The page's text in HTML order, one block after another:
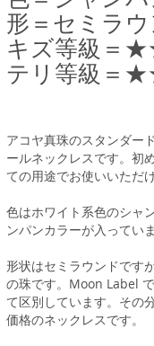
形＝セミラ
キズ等級＝
テリ等級＝
アコヤ真珠のスタンダー
ールネックレスです。初
ての用途でお使いいただ
色はホワイト系色のシャ
ンパンカラーが入っていま
形状はセミラウンドです
の珠です。Moon Label
て区別しています。その
価格のネックレスです。